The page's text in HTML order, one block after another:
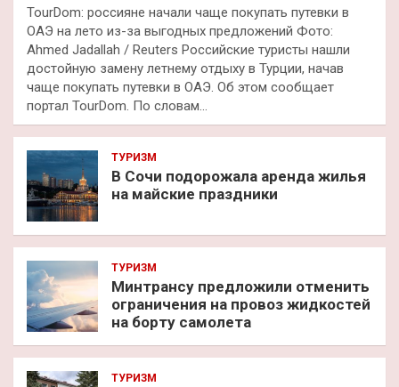
TourDom: россияне начали чаще покупать путевки в
ОАЭ на лето из-за выгодных предложений Фото:
Ahmed Jadallah / Reuters Российские туристы нашли
достойную замену летнему отдыху в Турции, начав
чаще покупать путевки в ОАЭ. Об этом сообщает
портал TourDom. По словам…
ТУРИЗМ
В Сочи подорожала аренда жилья
на майские праздники
ТУРИЗМ
Минтрансу предложили отменить
ограничения на провоз жидкостей
на борту самолета
ТУРИЗМ